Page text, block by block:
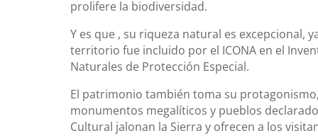
prolifere la biodiversidad.
Y es que , su riqueza natural es excepcional,
territorio fue incluido por el ICONA en el
Naturales de Protección Especial.
El patrimonio también toma su
monumentos megalíticos y pueblos
Cultural jalonan la Sierra y ofrecen a los